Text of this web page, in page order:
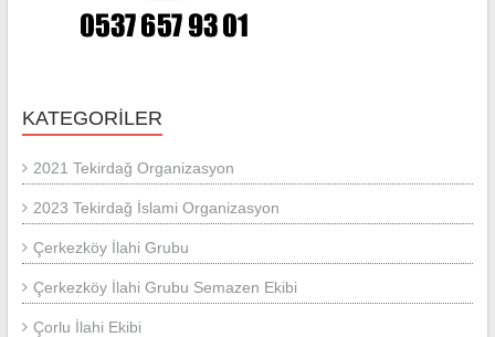
KATEGORILER
2021 Tekirdağ Organizasyon
2023 Tekirdağ İslami Organizasyon
Çerkezköy İlahi Grubu
Çerkezköy İlahi Grubu Semazen Ekibi
Çorlu İlahi Ekibi